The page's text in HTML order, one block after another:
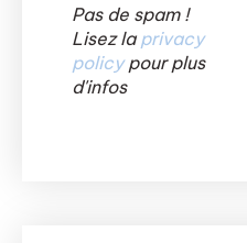
Pas de spam !
Lisez la privacy
policypour plus
d'infos